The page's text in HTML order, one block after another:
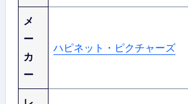
メ
ー
カ
ー
ハピネット・ピクチャーズ